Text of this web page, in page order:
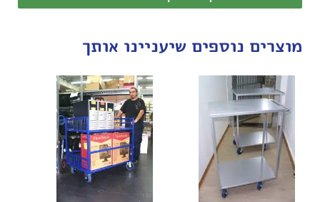
מוצרים נוספים שיעניינו אותך